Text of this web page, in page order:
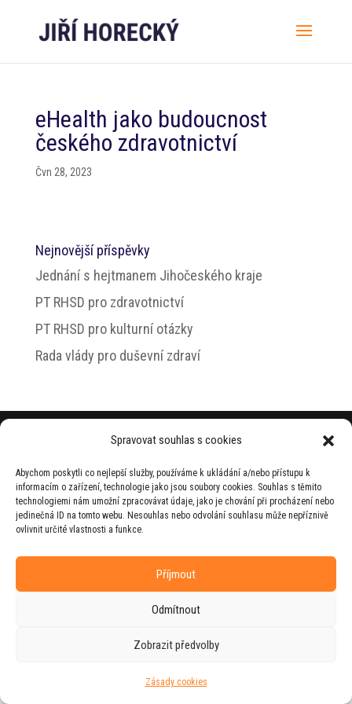
Spravovat souhlas s cookies
Abychom poskytli co nejlepší služby, používáme k ukládání a/nebo přístupu k
informacím o zařízení, technologie jako jsou soubory cookies. Souhlas s těmito
technologiemi nám umožní zpracovávat údaje, jako je chování při procházení nebo
jedinečná ID na tomto webu. Nesouhlas nebo odvolání souhlasu může nepříznivě
ovlivnit určité vlastnosti a funkce.
Příjmout
Odmítnout
Zobrazit předvolby
Zásady cookies
eHealth jako budoucnost
českého zdravotnictví
Čvn 28, 2023
Nejnovější příspěvky
Jednání s hejtmanem Jihočeského kraje
PT RHSD pro zdravotnictví
PT RHSD pro kulturní otázky
Rada vlády pro duševní zdraví
© 2026 Jiří Horecký – Osobní stránky Jiřího
Web vytvořila firmaRUDIve spolupráci s
agenturouZEST BRAND.